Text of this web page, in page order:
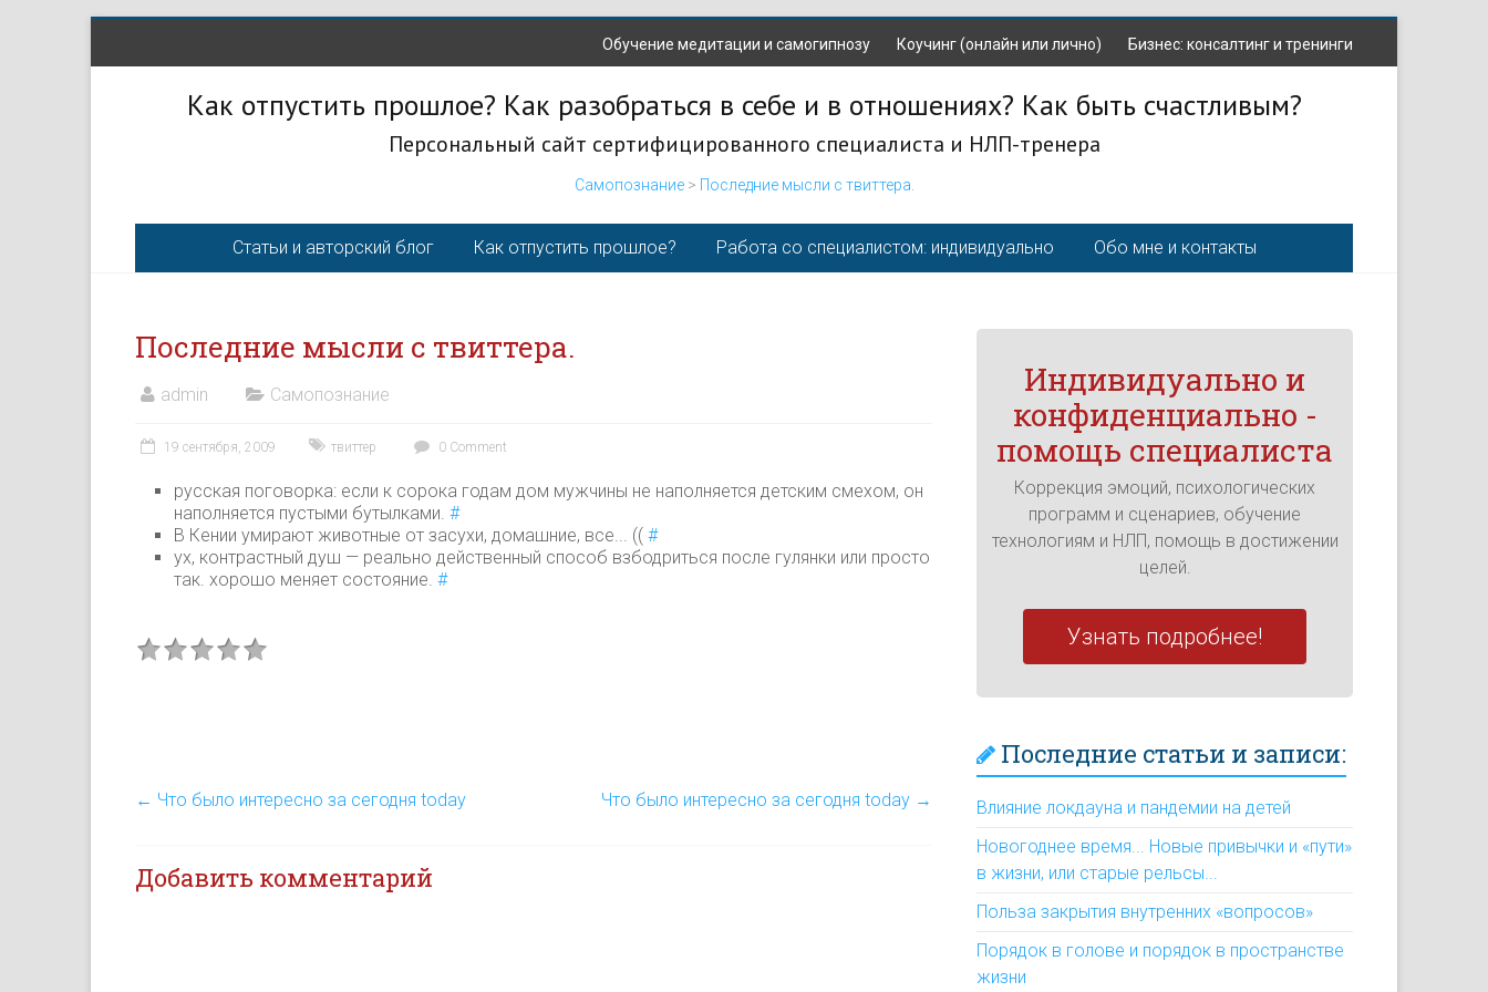
Обучение медитации и самогипнозу Коучинг (онлайн или лично) Бизнес: консалтинг и тренинги
Как отпустить прошлое? Как разобраться в себе и в отношениях? Как быть счастливым?
Персональный сайт сертифицированного специалиста и НЛП-тренера
Самопознание> Последние мысли с твиттера.
Статьи и авторский блог Как отпустить прошлое? Работа со специалистом: индивидуально Обо мне и контакты
Последние мысли с твиттера.
admin Самопознание
19 сентября, 2009 твиттер 0 Comment
русская поговорка: если к сорока годам дом мужчины не наполняется детским смехом, он
наполняется пустыми бутылками. #
В Кении умирают животные от засухи, домашние, все... (( #
ух, контрастный душ — реально действенный способ взбодриться после гулянки или просто
так. хорошо меняет состояние. #
← Что было интересно за сегодня today Что было интересно за сегодня today →
Добавить комментарий
Индивидуально и
конфиденциально -
помощь специалиста
Коррекция эмоций, психологических
программ и сценариев, обучение
технологиям и НЛП, помощь в достижении
целей.
Узнать подробнее!
Последние статьи и записи:
Влияние локдауна и пандемии на детей
Новогоднее время... Новые привычки и «пути»
в жизни, или старые рельсы...
Польза закрытия внутренних «вопросов»
Порядок в голове и порядок в пространстве
жизни